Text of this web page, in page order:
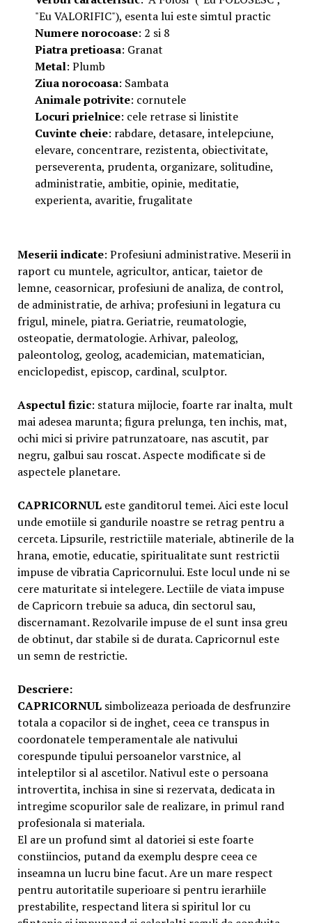
"Eu VALORIFIC"), esenta lui este simtul practic
Numerenorocoase: 2 si 8
Piatrapretioasa: Granat
Metal: Plumb
Ziuanorocoasa: Sambata
Animalepotrivite: cornutele
Locuriprielnice: cele retrase si linistite
Cuvinte cheie: rabdare, detasare, intelepciune,
elevare, concentrare, rezistenta, obiectivitate,
perseverenta, prudenta, organizare, solitudine,
administratie, ambitie, opinie, meditatie,
experienta, avaritie, frugalitate
Meseriiindicate: Profesiuni administrative. Meserii in
raport cu muntele, agricultor, anticar, taietor de
lemne, ceasornicar, profesiuni de analiza, de control,
de administratie, de arhiva; profesiuni in legatura cu
frigul, minele, piatra. Geriatrie, reumatologie,
osteopatie, dermatologie. Arhivar, paleolog,
paleontolog, geolog, academician, matematician,
enciclopedist, episcop, cardinal, sculptor.
Aspectulfizic: statura mijlocie, foarte rar inalta, mult
mai adesea marunta; figura prelunga, ten inchis, mat,
ochi mici si privire patrunzatoare, nas ascutit, par
negru, galbui sau roscat. Aspecte modificate si de
aspectele planetare.
CAPRICORNUL este ganditorul temei. Aici este locul
unde emotiile si gandurile noastre se retrag pentru a
cerceta. Lipsurile, restrictiile materiale, abtinerile de la
hrana, emotie, educatie, spiritualitate sunt restrictii
impuse de vibratia Capricornului. Este locul unde ni se
cere maturitate si intelegere. Lectiile de viata impuse
de Capricorn trebuie sa aduca, din sectorul sau,
discernamant. Rezolvarile impuse de el sunt insa greu
de obtinut, dar stabile si de durata. Capricornul este
un semn de restrictie.
Descriere:
CAPRICORNUL simbolizeaza perioada de desfrunzire
totala a copacilor si de inghet, ceea ce transpus in
coordonatele temperamentale ale nativului
corespunde tipului persoanelor varstnice, al
inteleptilor si al ascetilor. Nativul este o persoana
introvertita, inchisa in sine si rezervata, dedicata in
intregime scopurilor sale de realizare, in primul rand
profesionala si materiala.
El are un profund simt al datoriei si este foarte
constiincios, putand da exemplu despre ceea ce
inseamna un lucru bine facut. Are un mare respect
pentru autoritatile superioare si pentru ierarhiile
prestabilite, respectand litera si spiritul lor cu